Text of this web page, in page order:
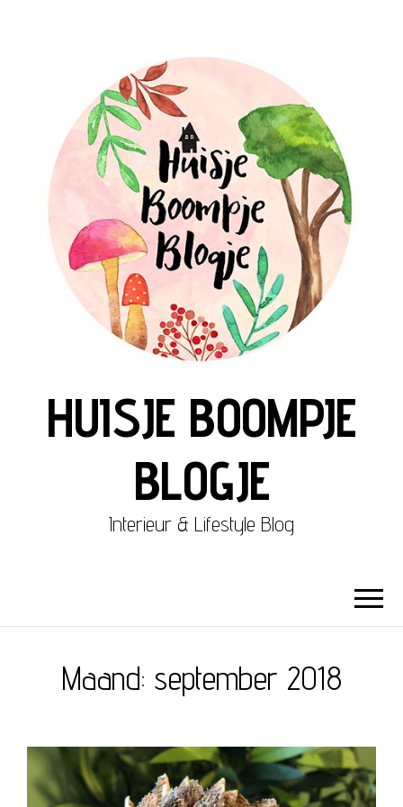
HUISJE BOOMPJE
BLOGJE
Interieur & Lifestyle Blog
Maand: september 2018